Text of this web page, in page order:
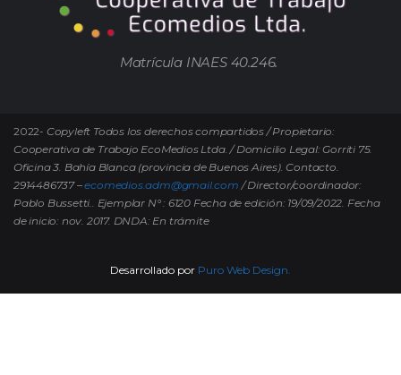
Matrícula INAES 40.246.
2022- Copyleft Todos los derechos compartidos / Propietario:
Cooperativa de Trabajo EcoMedios Ltda. / Domicilio Legal: Gorriti 75.
Oficina 3. Bahía Blanca (provincia de Buenos Aires). Contacto.
2914486737 –ecomedios.adm@gmail.com / Director/coordinador:
Pablo Bussetti.. Ejemplar N° : 6120 Fecha de edición: 19/09/2022. Fecha
de inicio: nov. 2017. DNDA: En trámite
Desarrollado por Puro Web Design.